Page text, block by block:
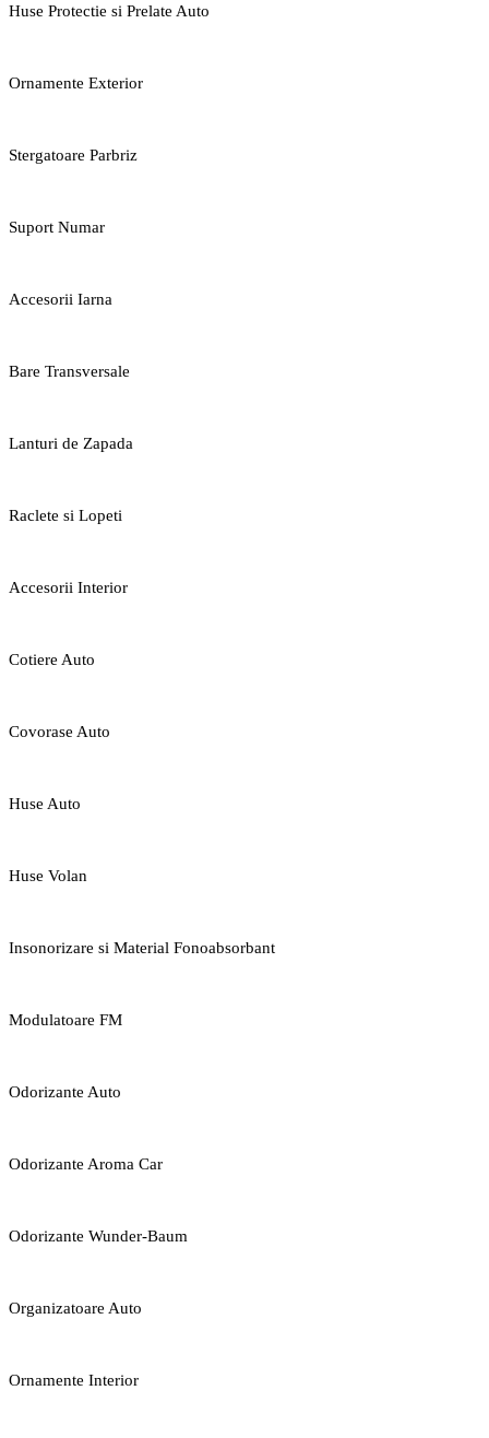
Huse Protectie si Prelate Auto
Ornamente Exterior
Stergatoare Parbriz
Suport Numar
Accesorii Iarna
Bare Transversale
Lanturi de Zapada
Raclete si Lopeti
Accesorii Interior
Cotiere Auto
Covorase Auto
Huse Auto
Huse Volan
Insonorizare si Material Fonoabsorbant
Modulatoare FM
Odorizante Auto
Odorizante Aroma Car
Odorizante Wunder-Baum
Organizatoare Auto
Ornamente Interior